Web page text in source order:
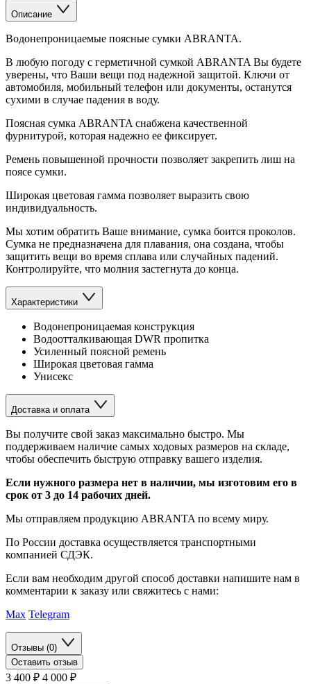
Описание
Водонепроницаемые поясные сумки ABRANTA.
В любую погоду с герметичной сумкой ABRANTA Вы будете
уверены, что Ваши вещи под надежной защитой. Ключи от
автомобиля, мобильный телефон или документы, останутся
сухими в случае падения в воду.
Поясная сумка ABRANTA снабжена качественной
фурнитурой, которая надежно ее фиксирует.
Ремень повышенной прочности позволяет закрепить лиш на
поясе сумки.
Широкая цветовая гамма позволяет выразить свою
индивидуальность.
Мы хотим обратить Ваше внимание, сумка боится проколов.
Сумка не предназначена для плавания, она создана, чтобы
защитить вещи во время сплава или случайных падений.
Контролируйте, что молния застегнута до конца.
Характеристики
Водонепроницаемая конструкция
Водоотталкивающая DWR пропитка
Усиленный поясной ремень
Широкая цветовая гамма
Унисекс
Доставка и оплата
Вы получите свой заказ максимально быстро. Мы
поддерживаем наличие самых ходовых размеров на складе,
чтобы обеспечить быструю отправку вашего изделия.
Если нужного размера нет в наличии, мы изготовим его в
срок от 3 до 14 рабочих дней.
Мы отправляем продукцию ABRANTA по всему миру.
По России доставка осуществляется транспортными
компанией СДЭК.
Если вам необходим другой способ доставки напишите нам в
комментарии к заказу или свяжитесь с нами:
Max Telegram
Отзывы (0)
Оставить отзыв
3 400 ₽ 4 000 ₽